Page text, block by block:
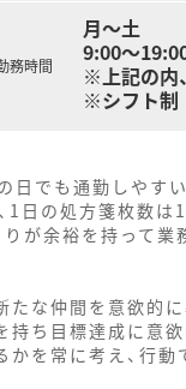
務時間
月～土
9:00～19:00
※上記の内
※シフト制
でも通勤しやす
1日の処方箋枚数は
が余裕を持って業
な仲間を意欲的に
ち目標達成に意欲
を常に考え、行動